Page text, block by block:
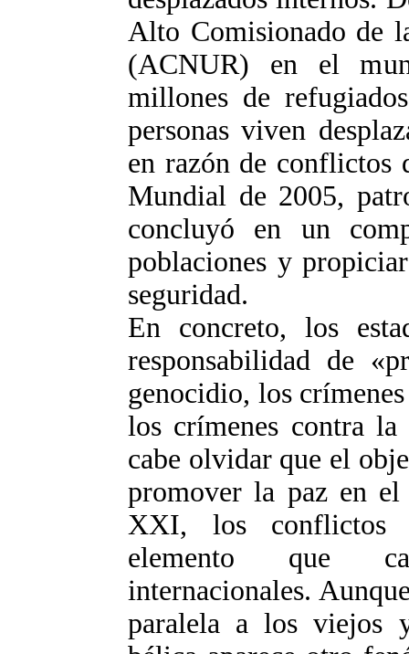
Alto Comisionado de
(ACNUR) en el
millones de
personas viven
en razón de conflictos
Mundial de 2005,
concluyó en un
poblaciones y
seguridad.
En concreto, los
responsabilidad de
genocidio, los
los crímenes contra la
cabe olvidar que el
promover la paz en
XXI, los conflictos
elemento que
internacionales.
paralela a los viejos